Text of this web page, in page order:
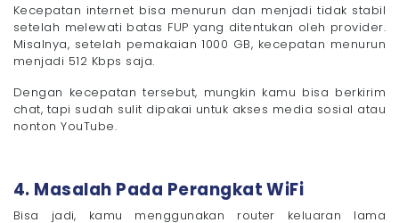
Kecepatan internet bisa menurun dan menjadi tidak stabil
setelah melewati batas FUP yang ditentukan oleh provider.
Misalnya, setelah pemakaian 1000 GB, kecepatan menurun
menjadi 512 Kbps saja.
Dengan kecepatan tersebut, mungkin kamu bisa berkirim
chat, tapi sudah sulit dipakai untuk akses media sosial atau
nonton YouTube.
4. Masalah Pada Perangkat WiFi
Bisa jadi, kamu menggunakan router keluaran lama